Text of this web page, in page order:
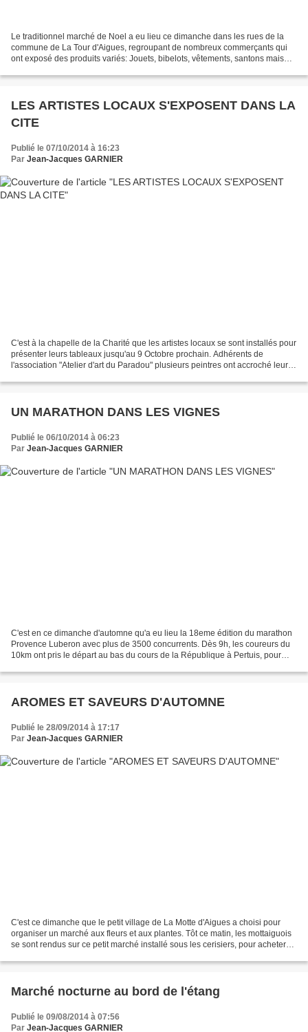
Le traditionnel marché de Noel a eu lieu ce dimanche dans les rues de la
commune de La Tour d'Aigues, regroupant de nombreux commerçants qui
ont exposé des produits variés: Jouets, bibelots, vêtements, santons mais
LES ARTISTES LOCAUX S'EXPOSENT DANS LA
CITE
Publié le 07/10/2014 à 16:23
Par Jean-Jacques GARNIER
C'est à la chapelle de la Charité que les artistes locaux se sont installés pour
présenter leurs tableaux jusqu'au 9 Octobre prochain. Adhérents de
l'association "Atelier d'art du Paradou" plusieurs peintres ont accroché leurs
UN MARATHON DANS LES VIGNES
Publié le 06/10/2014 à 06:23
Par Jean-Jacques GARNIER
C'est en ce dimanche d'automne qu'a eu lieu la 18eme édition du marathon
Provence Luberon avec plus de 3500 concurrents. Dès 9h, les coureurs du
10km ont pris le départ au bas du cours de la République à Pertuis, pour
AROMES ET SAVEURS D'AUTOMNE
Publié le 28/09/2014 à 17:17
Par Jean-Jacques GARNIER
C'est ce dimanche que le petit village de La Motte d'Aigues a choisi pour
organiser un marché aux fleurs et aux plantes. Tôt ce matin, les mottaiguois
se sont rendus sur ce petit marché installé sous les cerisiers, pour acheter
Marché nocturne au bord de l'étang
Publié le 09/08/2014 à 07:56
Par Jean-Jacques GARNIER